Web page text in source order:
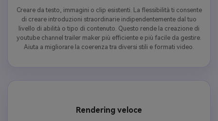
Creare da testo, immagini o clip esistenti. La flessibilità ti consente
di creare introduzioni straordinarie indipendentemente dal tuo
livello di abilità o tipo di contenuto. Questo rende la creazione di
youtube channel trailer maker più efficiente e più facile da gestire.
Aiuta a migliorare la coerenza tra diversi stili e formati video.
Rendering veloce